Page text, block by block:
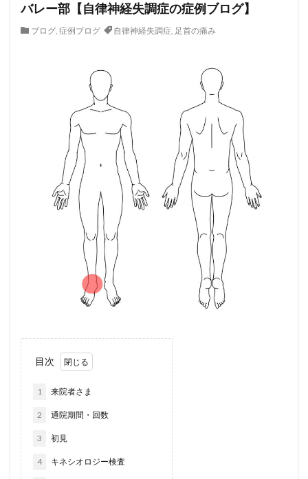
バレー部【自律神経失調症の症例ブログ】
ブログ, 症例ブログ 自律神経失調症, 足首の痛み
目次
1 来院者さま
2 通院期間・回数
3 初見
4 キネシオロジー検査